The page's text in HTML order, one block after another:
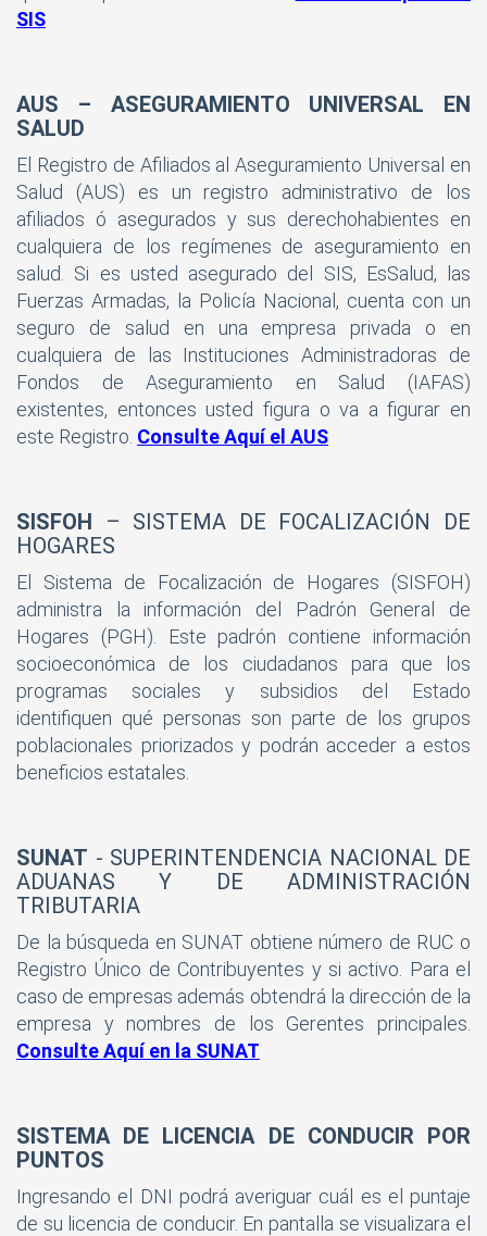
SIS
AUS – ASEGURAMIENTO UNIVERSAL EN
SALUD
El Registro de Afiliados al Aseguramiento Universal en
Salud (AUS) es un registro administrativo de los
afiliados ó asegurados y sus derechohabientes en
cualquiera de los regímenes de aseguramiento en
salud. Si es usted asegurado del SIS, EsSalud, las
Fuerzas Armadas, la Policía Nacional, cuenta con un
seguro de salud en una empresa privada o en
cualquiera de las Instituciones Administradoras de
Fondos de Aseguramiento en Salud (IAFAS)
existentes, entonces usted figura o va a figurar en
este Registro. Consulte Aquí el AUS
SISFOH – SISTEMA DE FOCALIZACIÓN DE
HOGARES
El Sistema de Focalización de Hogares (SISFOH)
administra la información del Padrón General de
Hogares (PGH). Este padrón contiene información
socioeconómica de los ciudadanos para que los
programas sociales y subsidios del Estado
identifiquen qué personas son parte de los grupos
poblacionales priorizados y podrán acceder a estos
beneficios estatales.
SUNAT - SUPERINTENDENCIA NACIONAL DE
ADUANAS Y DE ADMINISTRACIÓN
TRIBUTARIA
De la búsqueda en SUNAT obtiene número de RUC o
Registro Único de Contribuyentes y si activo. Para el
caso de empresas además obtendrá la dirección de la
empresa y nombres de los Gerentes principales.
Consulte Aquí en la SUNAT
SISTEMA DE LICENCIA DE CONDUCIR POR
PUNTOS
Ingresando el DNI podrá averiguar cuál es el puntaje
de su licencia de conducir. En pantalla se visualizara el